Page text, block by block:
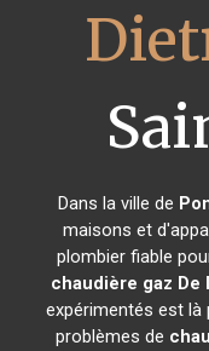
Dans la ville de
maisons et
plombier fiable
chaudière gaz De
expérimentés est
problèmes de